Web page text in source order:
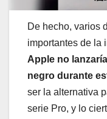
De hecho, varios
importantes de la
Apple no
negro durante
ser la alternativa
serie Pro, y lo